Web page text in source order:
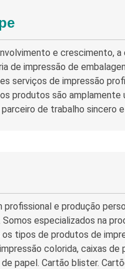
e crescimento, a
de impressão de
serviços de impressão
produtos são
parceiro de trabalho sincero
profissional e produção
especializados na
tipos de produtos de
colorida, caixas de
papel. Cartão blister.